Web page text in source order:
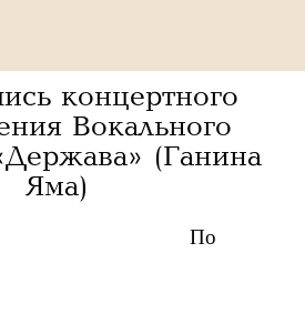
концертного
Вокального
(Ганина
Яма)
По